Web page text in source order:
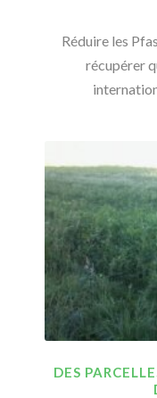
Réduire les
récupérer
DES